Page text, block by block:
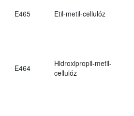
E465 Etil-metil-cellulóz
E464
Hidroxipropil-metil-
cellulóz